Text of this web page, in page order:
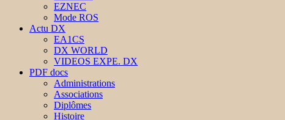
EZNEC
Mode ROS
Actu DX
EA1CS
DX WORLD
VIDEOS EXPE. DX
PDF docs
Administrations
Associations
Diplômes
Histoire